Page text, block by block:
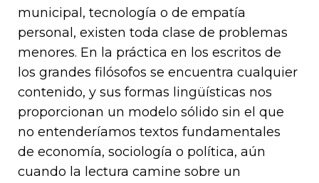
municipal, tecnología o de empatía
personal, existen toda clase de problemas
menores. En la práctica en los escritos de
los grandes filósofos se encuentra cualquier
contenido, y sus formas lingüísticas nos
proporcionan un modelo sólido sin el que
no entenderíamos textos fundamentales
de economía, sociología o política, aún
cuando la lectura camine sobre un